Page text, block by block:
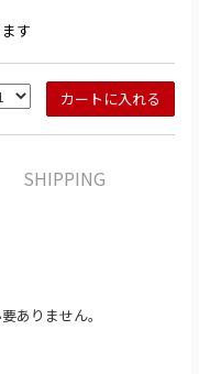
す
SHIPPING
ありません。